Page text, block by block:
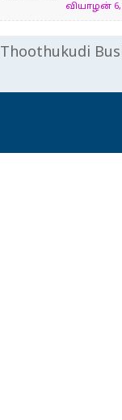
வியாழன் 6,
Thoothukudi